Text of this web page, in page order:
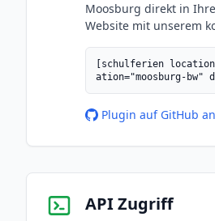
Moosburg direkt in
Website mit unserem
[schulferien
ation="moosburg-bw"
Plugin auf GitHub
API Zugriff